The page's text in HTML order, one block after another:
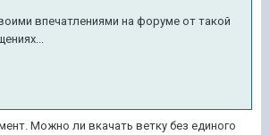
впечатлениями на форуме от такой
Можно ли вкачать ветку без единого